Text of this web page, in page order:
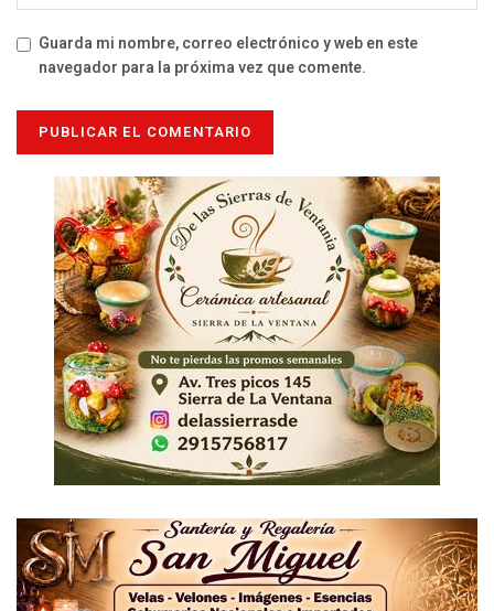
Guarda mi nombre, correo electrónico y web en este
navegador para la próxima vez que comente.